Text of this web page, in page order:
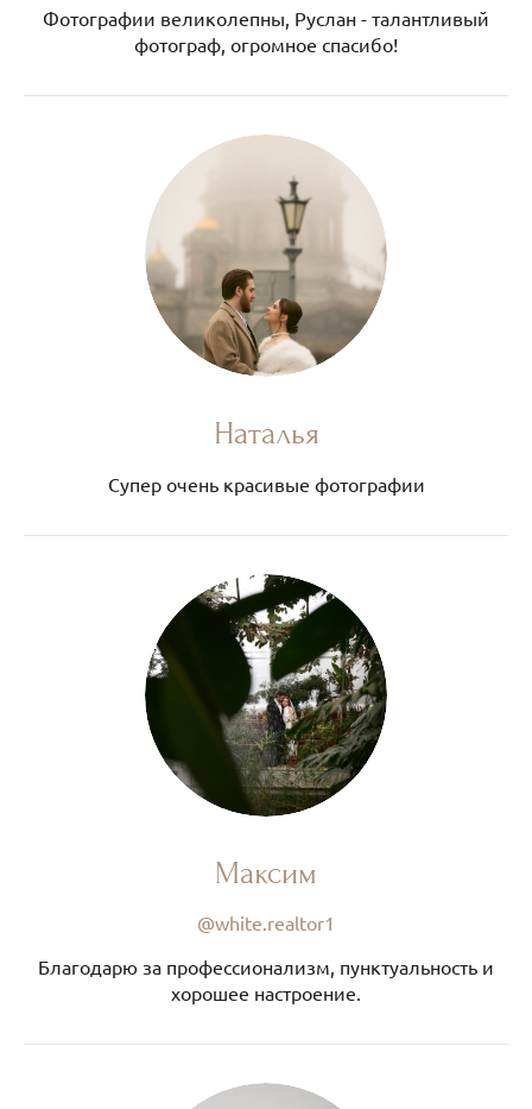
Фотографии великолепны, Руслан - талантливый
фотограф, огромное спасибо!
Наталья
Супер очень красивые фотографии
Максим
@white.realtor1
Благодарю за профессионализм, пунктуальность и
хорошее настроение.